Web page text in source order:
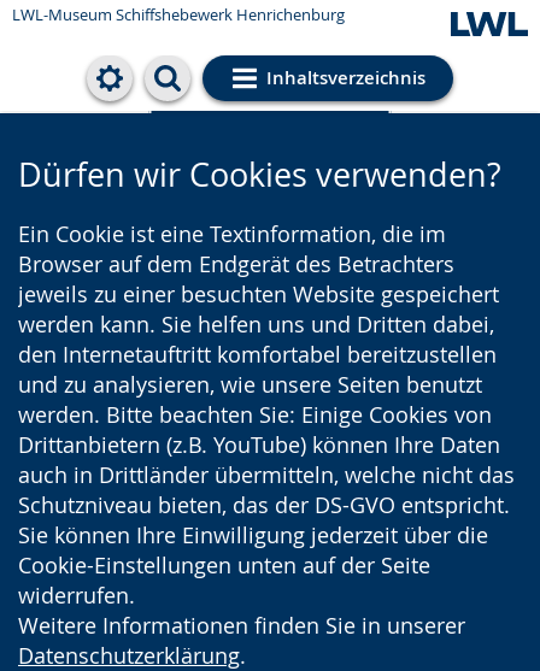
LWL-Museum Schiffshebewerk Henrichenburg
Inhaltsverzeichnis
Cookie-Einstellungen
Dürfen wir Cookies verwenden?
Ein Cookie ist eine Textinformation, die im
Browser auf dem Endgerät des Betrachters
jeweils zu einer besuchten Website gespeichert
werden kann. Sie helfen uns und Dritten dabei,
den Internetauftritt komfortabel bereitzustellen
und zu analysieren, wie unsere Seiten benutzt
werden. Bitte beachten Sie: Einige Cookies von
Drittanbietern (z.B. YouTube) können Ihre Daten
auch in Drittländer übermitteln, welche nicht das
Schutzniveau bieten, das der DS-GVO entspricht.
Sie können Ihre Einwilligung jederzeit über die
Cookie-Einstellungen unten auf der Seite
widerrufen.
Weitere Informationen finden Sie in unserer
Datenschutzerklärung.